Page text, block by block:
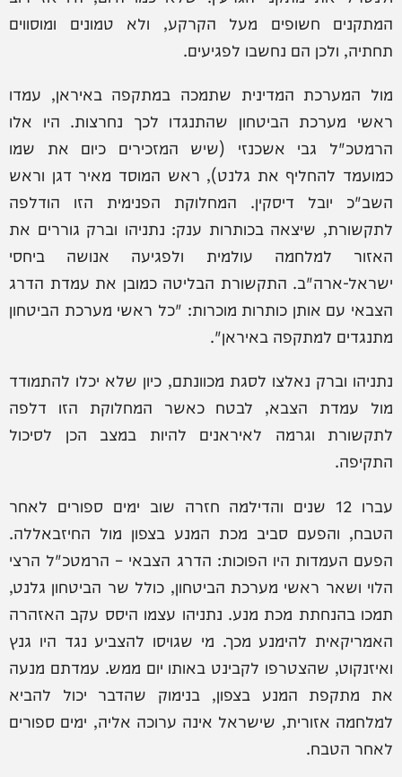
המתקנים חשופים מעל הקרקע, ולא טמונים ומוסווים
תחתיה, ולכן הם נחשבו לפגיעים.
מול המערכת המדינית שתמכה במתקפה באיראן, עמדו
ראשי מערכת הביטחון שהתנגדו לכך נחרצות. היו אלו
הרמטכ"ל גבי אשכנזי (שיש המזכירים כיום את שמו
כמועמד להחליף את גלנט), ראש המוסד מאיר דגן וראש
השב"כ יובל דיסקין. המחלוקת הפנימית הזו הודלפה
לתקשורת, שיצאה בכותרות ענק: נתניהו וברק גוררים את
האזור למלחמה עולמית ולפגיעה אנושה ביחסי
ישראל-ארה"ב. התקשורת הבליטה כמובן את עמדת הדרג
הצבאי עם אותן כותרות מוכרות: "כל ראשי מערכת הביטחון
מתנגדים למתקפה באיראן".
נתניהו וברק נאלצו לסגת מכוונתם, כיון שלא יכלו להתמודד
מול עמדת הצבא, לבטח כאשר המחלוקת הזו דלפה
לתקשורת וגרמה לאיראנים להיות במצב הכן לסיכול
התקיפה.
עברו 12 שנים והדילמה חזרה שוב ימים ספורים לאחר
הטבח, והפעם סביב מכת המנע בצפון מול החיזבאללה.
הפעם העמדות היו הפוכות: הדרג הצבאי – הרמטכ"ל הרצי
הלוי ושאר ראשי מערכת הביטחון, כולל שר הביטחון גלנט,
תמכו בהנחתת מכת מנע. נתניהו עצמו היסס עקב האזהרה
האמריקאית להימנע מכך. מי שגויסו להצביע נגד היו גנץ
ואיזנקוט, שהצטרפו לקבינט באותו יום ממש. עמדתם מנעה
את מתקפת המנע בצפון, בנימוק שהדבר יכול להביא
למלחמה אזורית, שישראל אינה ערוכה אליה, ימים ספורים
לאחר הטבח.